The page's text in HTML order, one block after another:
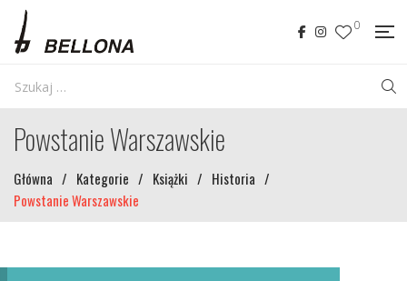
0
Powstanie Warszawskie
Główna / Kategorie / Książki / Historia /
Powstanie Warszawskie